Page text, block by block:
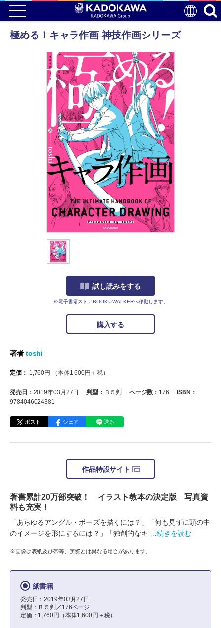
極める！キャラ作画 神技作画シリーズ
試し読みをする
※電子書籍ストアBOOK☆WALKERへ移動します。
購入する
著者 toshi
定価： 1,760円 （本体1,600円＋税）
発売日： 2019年03月27日 判型： Ｂ５判 ページ数： 176
ISBN：
9784046024381
ポスト シェア 送る
作品特設サイト
著書累計20万部突破！ イラスト教本の決定版 写真資
料も充実！
「あらゆるアングル・ポーズを描くには？」「何も見ずに頭の中
のイメージを形にするには？」「独創的なキ
…続きを読む
※画像は表紙及び帯等、実際とは異なる場合があります。
紙書籍
発売日：2019年03月27日
判型：Ｂ５判／176ページ
定価：1,760円（本体1,600円＋税）